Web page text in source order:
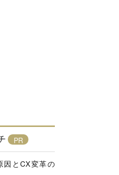
因とCX変革の